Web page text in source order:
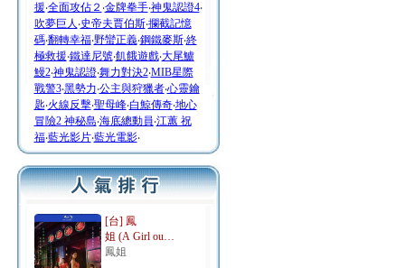
援‧全面攻佔２ ‧金牌拳手‧神鬼認證4‧
吹夢巨人 ‧史帝夫賈伯斯‧攔截記憶
碼‧翻轉幸福‧野蠻正義‧鋼鐵麥斯‧終
極救援‧鐵達尼號‧飢餓遊戲‧大尾鱸
鰻2‧神鬼認證‧舞力對決2‧MIB星際
戰警3‧黑勢力‧公主與狩獵者‧心靈鑰
匙‧火線反擊‧聖母峰‧白鯨傳奇‧地心
冒險2 神秘島‧海底總動員‧江蕙 祝
福‧藍光影片‧藍光電影‧
[台] 鳳
姐 (A Girl ou…
鳳姐